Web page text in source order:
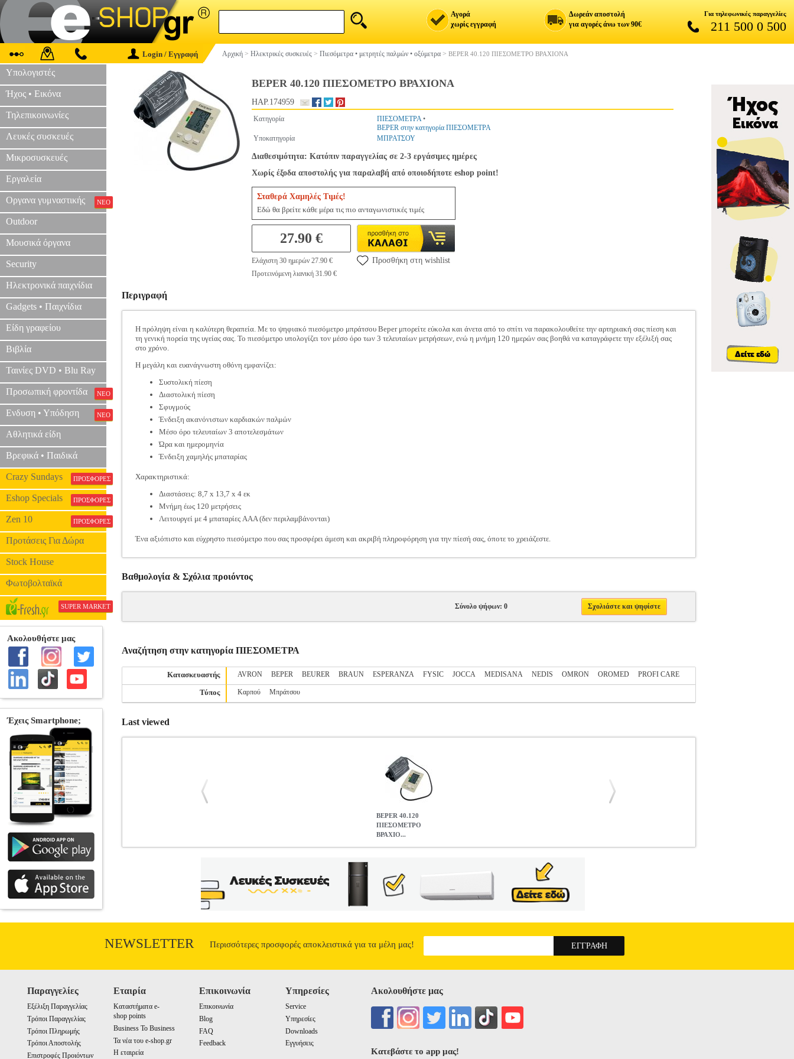
Αγορά
χωρίς εγγραφή
Δωρεάν αποστολή
για αγορές άνω των 90€
Για τηλεφωνικές παραγγελίες
211 500 0 500
Login / Εγγραφή Αρχική > Ηλεκτρικές συσκευές > Πιεσόμετρα • μετρητές παλμών • οξύμετρα > BEPER 40.120 ΠΙΕΣΟΜΕΤΡΟ ΒΡΑΧΙΟΝΑ
Υπολογιστές
Ήχος • Εικόνα
Τηλεπικοινωνίες
Λευκές συσκευές
Μικροσυσκευές
Εργαλεία
Οργανα γυμναστικής ΝΕΟ
Outdoor
Μουσικά όργανα
Security
Ηλεκτρονικά παιχνίδια
Gadgets • Παιχνίδια
Είδη γραφείου
Βιβλία
Ταινίες DVD • Blu Ray
Προσωπική φροντίδα ΝΕΟ
Ενδυση • Υπόδηση ΝΕΟ
Αθλητικά είδη
Βρεφικά • Παιδικά
Crazy Sundays ΠΡΟΣΦΟΡΕΣ
Eshop Specials ΠΡΟΣΦΟΡΕΣ
Zen 10 ΠΡΟΣΦΟΡΕΣ
Προτάσεις Για Δώρα
Stock House
Φωτοβολταϊκά
SUPER MARKET
BEPER 40.120 ΠΙΕΣΟΜΕΤΡΟ ΒΡΑΧΙΟΝΑ
HAP.174959
Κατηγορία ΠΙΕΣΟΜΕΤΡΑ•
BEPER στην κατηγορία ΠΙΕΣΟΜΕΤΡΑ
Υποκατηγορία
ΜΠΡΑΤΣΟΥ
Διαθεσιμότητα: Κατόπιν παραγγελίας σε 2-3 εργάσιμες ημέρες
Χωρίς έξοδα αποστολής για παραλαβή από οποιοδήποτε eshop point!
Σταθερά Χαμηλές Τιμές!
Εδώ θα βρείτε κάθε μέρα τις πιο ανταγωνιστικές τιμές
27.90 €
Ελάχιστη 30 ημερών 27.90 €
Προτεινόμενη λιανική 31.90 €
Προσθήκη στη wishlist
Περιγραφή
Η πρόληψη είναι η καλύτερη θεραπεία. Με το ψηφιακό πιεσόμετρο μπράτσου Beper μπορείτε εύκολα και άνετα από το σπίτι να παρακολουθείτε την αρτηριακή σας πίεση και
τη γενική πορεία της υγείας σας. Το πιεσόμετρο υπολογίζει τον μέσο όρο των 3 τελευταίων μετρήσεων, ενώ η μνήμη 120 ημερών σας βοηθά να καταγράφετε την εξέλιξή σας
στο χρόνο.
Η μεγάλη και ευανάγνωστη οθόνη εμφανίζει:
Συστολική πίεση
Διαστολική πίεση
Σφυγμούς
Ένδειξη ακανόνιστων καρδιακών παλμών
Μέσο όρο τελευταίων 3 αποτελεσμάτων
Ώρα και ημερομηνία
Ένδειξη χαμηλής μπαταρίας
Χαρακτηριστικά:
Διαστάσεις: 8,7 x 13,7 x 4 εκ
Μνήμη έως 120 μετρήσεις
Λειτουργεί με 4 μπαταρίες AAA (δεν περιλαμβάνονται)
Ένα αξιόπιστο και εύχρηστο πιεσόμετρο που σας προσφέρει άμεση και ακριβή πληροφόρηση για την πίεσή σας, όποτε το χρειάζεστε.
Βαθμολογία & Σχόλια προιόντος
Σύνολο ψήφων: 0 Σχολιάστε και ψηφίστε
Αναζήτηση στην κατηγορία ΠΙΕΣΟΜΕΤΡΑ
Κατασκευαστής AVRON BEPER BEURER BRAUN ESPERANZA FYSIC JOCCA MEDISANA NEDIS OMRON OROMED PROFI CARE
Τύπος Καρπού Μπράτσου
Last viewed
BEPER 40.120
ΠΙΕΣΟΜΕΤΡΟ
ΒΡΑΧΙΟ...
•BEPER στην κατηγορία ΠΙΕΣΟΜΕΤΡΑ Η πρόληψη είναι η καλύτερη θεραπεία. Με το ψηφιακό πιεσόμετρο μπράτσου Beper μπορείτε εύκολα και άνετα από
το σπίτι να παρακολουθείτε την αρτηριακή σας πίεση και τη γενική πορεία της υγείας σας. Το πιεσόμετρο υπολογίζει τον μέσο όρο των 3 τελευταίων
μετρήσεων, ενώ η μνήμη 120 ημερών σας βοηθά να καταγράφετε την εξέλιξή σας στο χρόνο. Η μεγάλη και ευανάγνωστη οθόνη εμφανίζει: • Συστολική πίεση •
Διαστολική πίεση • Σφυγμούς • Ένδειξη ακανόνιστων καρδιακών παλμών • Μέσο όρο τελευταίων 3 αποτελεσμάτων • Ώρα και ημερομηνία • Ένδειξη χαμηλής
μπαταρίας Χαρακτηριστικά: • Διαστάσεις: 8, 7 x 13, 7 x 4 εκ • Μνήμη έως 120 μετρήσεις • Λειτουργεί με 4 μπαταρίες AAA (δεν περιλαμβάνονται) Ένα
NEWSLETTER Περισσότερες προσφορές αποκλειστικά για τα μέλη μας!
Παραγγελίες
Εξέλιξη Παραγγελίας
Τρόποι Παραγγελίας
Τρόποι Πληρωμής
Τρόποι Αποστολής
Επιστροφές Προιόντων
Εταιρία
Καταστήματα e-
shop points
Business To Business
Τα νέα του e-shop.gr
Η εταιρεία
Επικοινωνία
Επικοινωνία
Blog
FAQ
Feedback
Υπηρεσίες
Service
Υπηρεσίες
Downloads
Εγγυήσεις
Ακολουθήστε μας
Κατεβάστε το app μας!